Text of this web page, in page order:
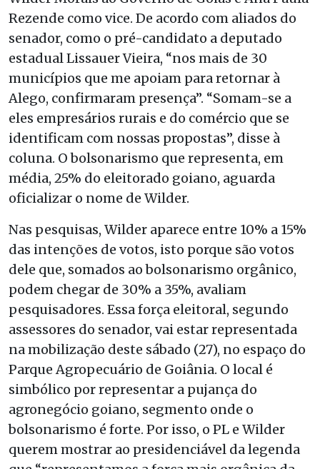
Rezende como vice. De acordo com aliados do
senador, como o pré-candidato a deputado
estadual Lissauer Vieira, “nos mais de 30
municípios que me apoiam para retornar à
Alego, confirmaram presença”. “Somam-se a
eles empresários rurais e do comércio que se
identificam com nossas propostas”, disse à
coluna. O bolsonarismo que representa, em
média, 25% do eleitorado goiano, aguarda
oficializar o nome de Wilder.
Nas pesquisas, Wilder aparece entre 10% a 15%
das intenções de votos, isto porque são votos
dele que, somados ao bolsonarismo orgânico,
podem chegar de 30% a 35%, avaliam
pesquisadores. Essa força eleitoral, segundo
assessores do senador, vai estar representada
na mobilização deste sábado (27), no espaço do
Parque Agropecuário de Goiânia. O local é
simbólico por representar a pujança do
agronegócio goiano, segmento onde o
bolsonarismo é forte. Por isso, o PL e Wilder
querem mostrar ao presidenciável da legenda